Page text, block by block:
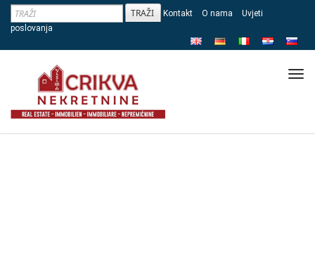
Kontakt O nama
Uvjeti
poslovanja